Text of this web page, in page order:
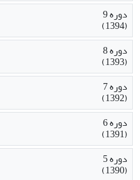
دوره 9
(1394)
دوره 8
(1393)
دوره 7
(1392)
دوره 6
(1391)
دوره 5
(1390)